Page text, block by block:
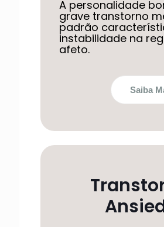
A personalidade
grave transtorno
padrão
instabilidade na
afeto.
Saiba